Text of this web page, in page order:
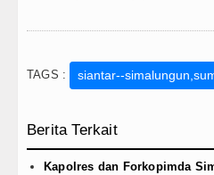
TAGS : siantar--
Berita Terkait
Kapolres dan Forkopimda